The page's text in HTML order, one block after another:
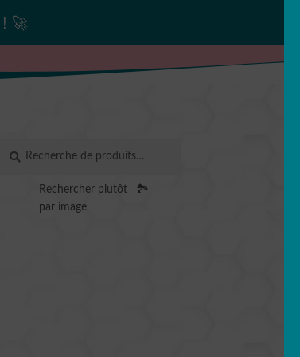
! 🚀
pour :
RECHERCHE
Rechercher plutôt
par image
🏞️